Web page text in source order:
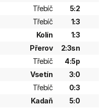
Třebíč
5:2
Třebíč
1:3
Kolín
1:3
Přerov
2:3sn
Třebíč
4:5p
Vsetín
3:0
Třebíč
0:3
Kadaň
5:0